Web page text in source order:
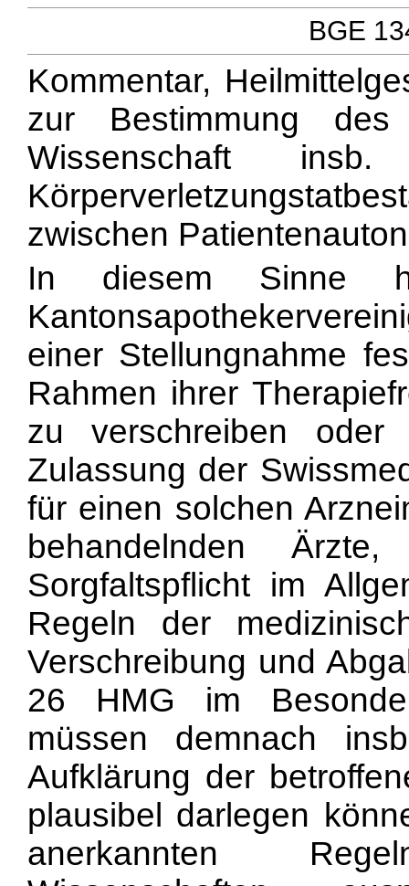
BGE
Kommentar,
zur Bestimmung
Wissenschaft
zwischen
In diesem Sinne
einer Stellungnahme
Rahmen ihrer
zu verschreiben
Zulassung der
für einen solchen
behandelnden
Sorgfaltspflicht im
Regeln der
Verschreibung und
26 HMG im
müssen demnach
Aufklärung der
plausibel darlegen
anerkannten